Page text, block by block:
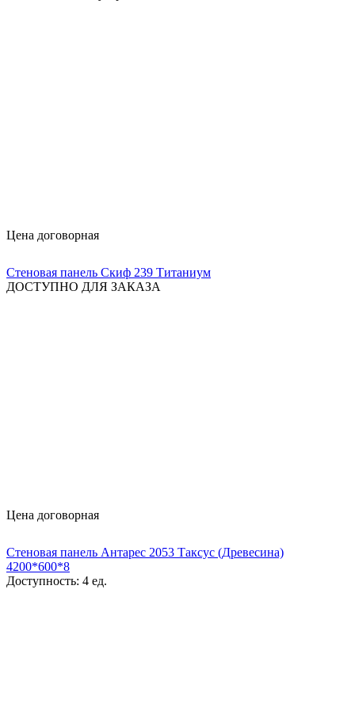
Цена договорная
Стеновая панель Скиф 239 Титаниум
ДОСТУПНО ДЛЯ ЗАКАЗА
Цена договорная
Стеновая панель Антарес 2053 Таксус (Древесина)
4200*600*8
Доступность: 4 ед.